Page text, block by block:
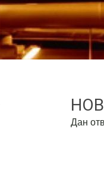
Дан